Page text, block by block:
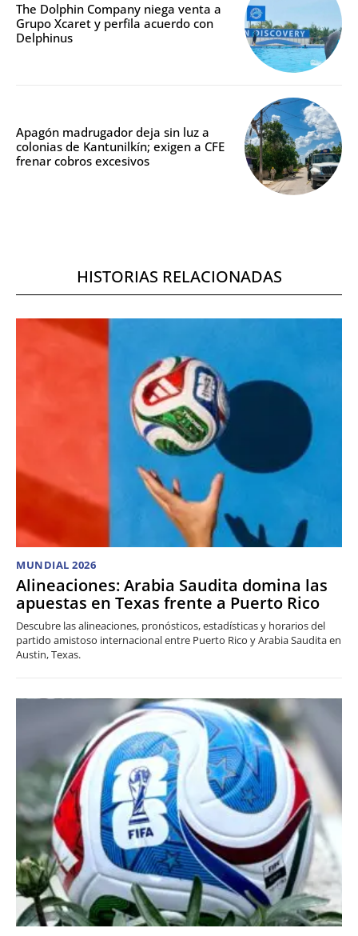
The Dolphin Company niega venta a
Grupo Xcaret y perfila acuerdo con
Delphinus
Apagón madrugador deja sin luz a
colonias de Kantunilkín; exigen a CFE
frenar cobros excesivos
HISTORIAS RELACIONADAS
MUNDIAL 2026
Alineaciones: Arabia Saudita domina las
apuestas en Texas frente a Puerto Rico
Descubre las alineaciones, pronósticos, estadísticas y horarios del
partido amistoso internacional entre Puerto Rico y Arabia Saudita en
Austin, Texas.